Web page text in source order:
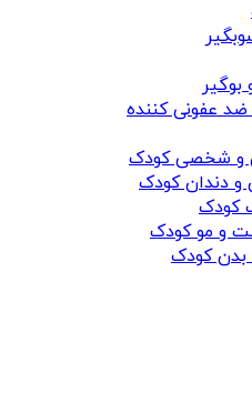
عفونی کننده
و شخصی کودک
دندان کودک
کودک
و مو کودک
کودک